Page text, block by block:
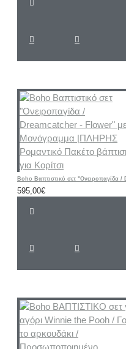
595,00€